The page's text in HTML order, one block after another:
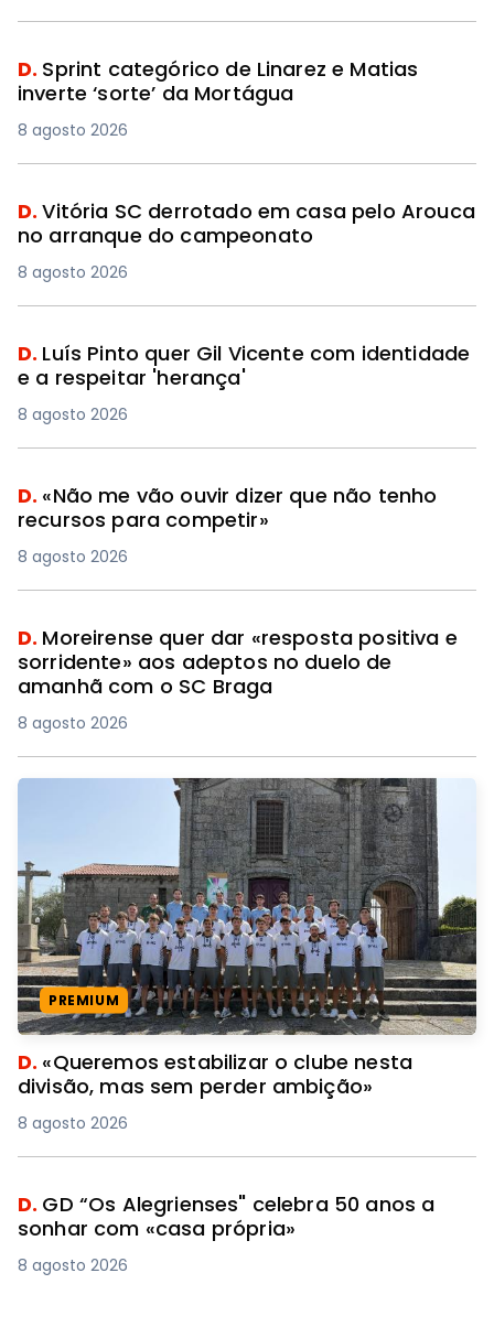
D. Sprint categórico de Linarez e Matias
inverte ‘sorte’ da Mortágua
8 agosto 2026
D.Vitória SC derrotado em casa pelo Arouca
no arranque do campeonato
8 agosto 2026
D. Luís Pinto quer Gil Vicente com identidade
e a respeitar 'herança'
8 agosto 2026
D. «Não me vão ouvir dizer que não tenho
recursos para competir»
8 agosto 2026
D. Moreirense quer dar «resposta positiva e
sorridente» aos adeptos no duelo de
amanhã com o SC Braga
8 agosto 2026
PREMIUM
D. «Queremos estabilizar o clube nesta
divisão, mas sem perder ambição»
8 agosto 2026
D. GD “Os Alegrienses" celebra 50 anos a
sonhar com «casa própria»
8 agosto 2026